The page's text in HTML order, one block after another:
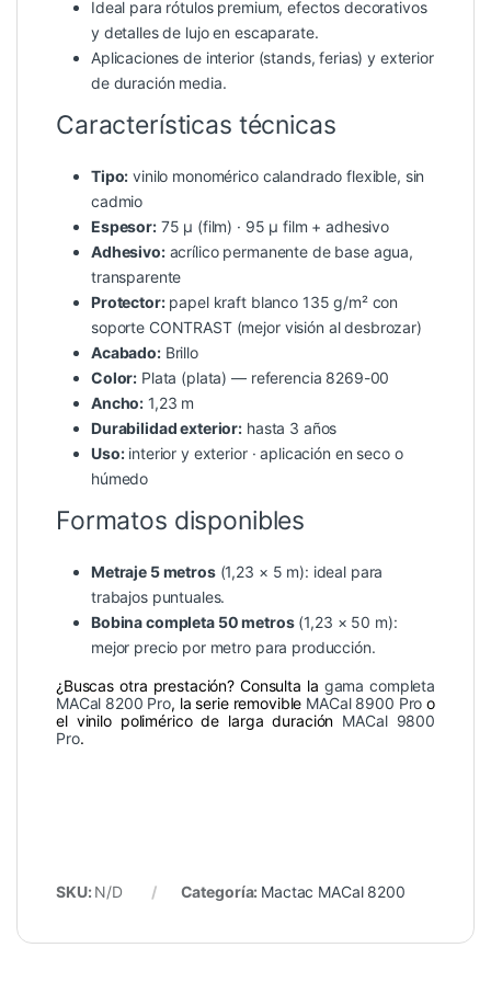
Ideal para rótulos premium, efectos decorativos
y detalles de lujo en escaparate.
Aplicaciones de interior (stands, ferias) y exterior
de duración media.
Características técnicas
Tipo: vinilo monomérico calandrado flexible, sin
cadmio
Espesor:75 µ (film) · 95 µ film + adhesivo
Adhesivo:acrílico permanente de base agua,
transparente
Protector:papel kraft blanco 135 g/m² con
soporte CONTRAST (mejor visión al desbrozar)
Acabado:Brillo
Color: Plata (plata) — referencia 8269-00
Ancho: 1,23 m
Durabilidad exterior: hasta 3 años
Uso:interior y exterior · aplicación en seco o
húmedo
Formatos disponibles
Metraje 5 metros(1,23 × 5 m): ideal para
trabajos puntuales.
Bobina completa 50 metros(1,23 × 50 m):
mejor precio por metro para producción.
¿Buscas otra prestación? Consulta la gama completa
MACal 8200 Pro, la serie removible MACal 8900 Pro o
el vinilo polimérico de larga duración MACal 9800
Pro.
SKU: N/D Categoría: Mactac MACal 8200